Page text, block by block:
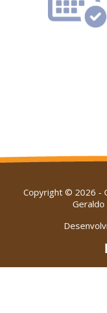
Copyright © 2026 -